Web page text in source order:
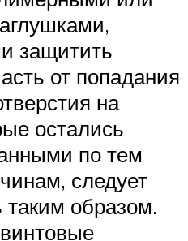
защитить
от попадания
на
остались
по тем
следует
таким образом.